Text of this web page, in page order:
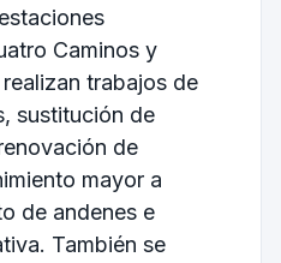
Caminos y
trabajos de
sustitución de
de
mayor a
de andenes e
También se